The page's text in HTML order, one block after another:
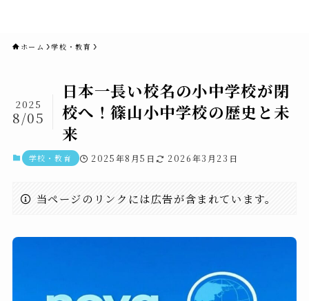
ホーム 学校・教育
日本一長い校名の小中学校が閉
校へ！篠山小中学校の歴史と未
来
2025
8/05
学校・教育 2025年8月5日 2026年3月23日
当ページのリンクには広告が含まれています。